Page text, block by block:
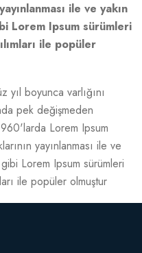
ile ve yakın
Lorem Ipsum sürümleri
ile popüler
yıl boyunca varlığını
pek değişmeden
Lorem Ipsum
yayınlanması ile ve
Lorem Ipsum sürümleri
ile popüler olmuştur